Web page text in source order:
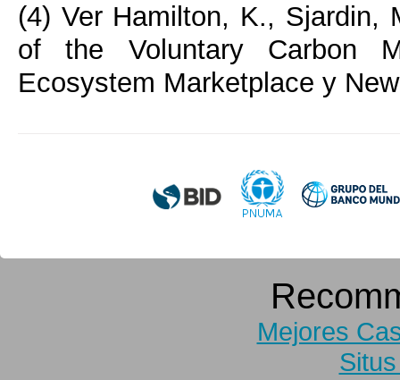
(4) Ver Hamilton, K., Sjardin,
of the Voluntary Carbon
Ecosystem Marketplace y
Mejores